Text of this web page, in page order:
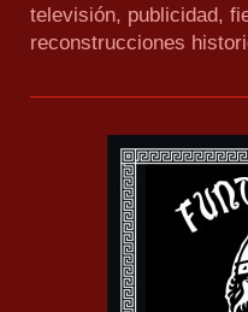
televisión, publicidad,
reconstrucciones